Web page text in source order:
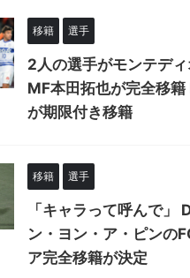
移籍 選手
2人の選手がモンテデ
MF本田拓也が完全移籍
が期限付き移籍
移籍 選手
「キャラって呼んで」
ン・ヨン・ア・ピンの
ア完全移籍が決定